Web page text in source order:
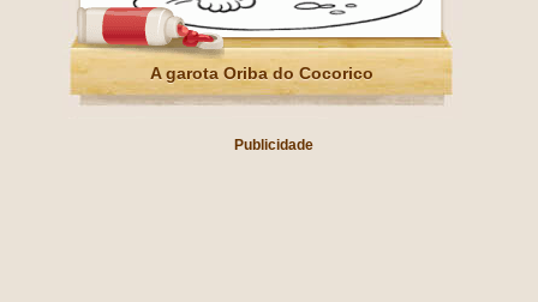
A garota Oriba do Cocorico
Publicidade